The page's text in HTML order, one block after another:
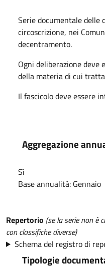
Serie documentale delle
circoscrizione, nei
decentramento.
Ogni deliberazione deve
della materia di cui
Il fascicolo deve essere
Aggregazione
Sì
Base annualità: Gennaio
Repertorio (se la serie non è
con classifiche diverse)
Schema del registro di
Tipologie